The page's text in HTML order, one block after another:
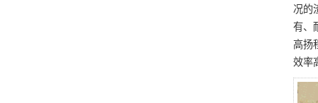
况的
有、
高扬
效率